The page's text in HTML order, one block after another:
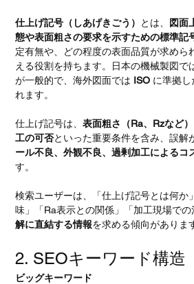
仕上げ記号（しあげきごう） とは、
図面
態や表面粗さの要求を示すための標準記
定有無や、どの程度の表面品質が求めら
える役割を持ちます。日本の機械製図で
が一般的で、海外図面では ISO に準拠し
れます。
仕上げ記号は、表面粗さ（Ra、Rzなど
工の可否といった重要条件を含み、誤解
ール不良、外観不良、過剰加工によるコ
す。
検索ユーザーは、「仕上げ記号とは何か
味」「Ra表示との関係」「加工現場での
解に直結する情報を求める傾向がありま
2. SEOキーワード構造
ビッグキーワード